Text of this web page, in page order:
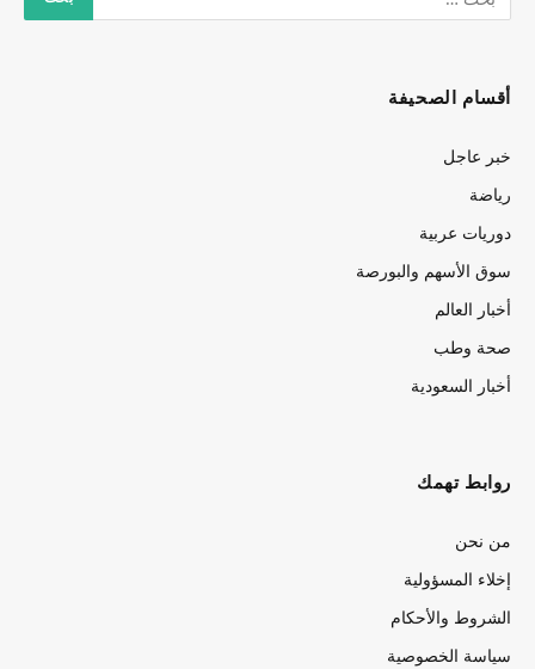
أقسام الصحيفة
خبر عاجل
رياضة
دوريات عربية
سوق الأسهم والبورصة
أخبار العالم
صحة وطب
أخبار السعودية
روابط تهمك
من نحن
إخلاء المسؤولية
الشروط والأحكام
سياسة الخصوصية